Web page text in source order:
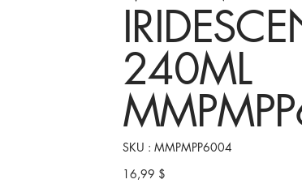
240ML
SKU : SKU
MMPMPP6004
MMPMPP6004
Prix
16,99 $